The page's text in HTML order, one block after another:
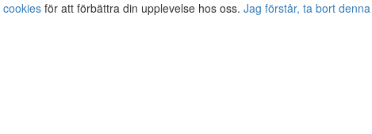
cookies för att förbättra din upplevelse hos oss. Jag förstår, ta bort